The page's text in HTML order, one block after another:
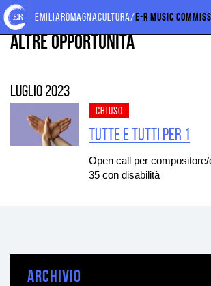
Torna
alla
home
page
Cerca
nel
sito
Salta
ai
contenuti
Salta
al
menu
principale
emiliaromagnacultura/E-R Music
FORMAZIONE
Altre opportunità
luglio 2023
CHIUSO
Tutte e tutti per 1
Open call per
35 con disabilità
ARCHIVIO